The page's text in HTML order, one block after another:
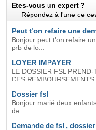
Etes-vous un expert ?
Répondez à l'une de
Peut t'on refaire une
Bonjour peut t'on refaire
prb de lo...
LOYER IMPAYER
LE DOSSIER FSL
DES REMBOURSEMENTS
Dossier fsl
Bonjour marié deux
de...
Demande de fsl ,